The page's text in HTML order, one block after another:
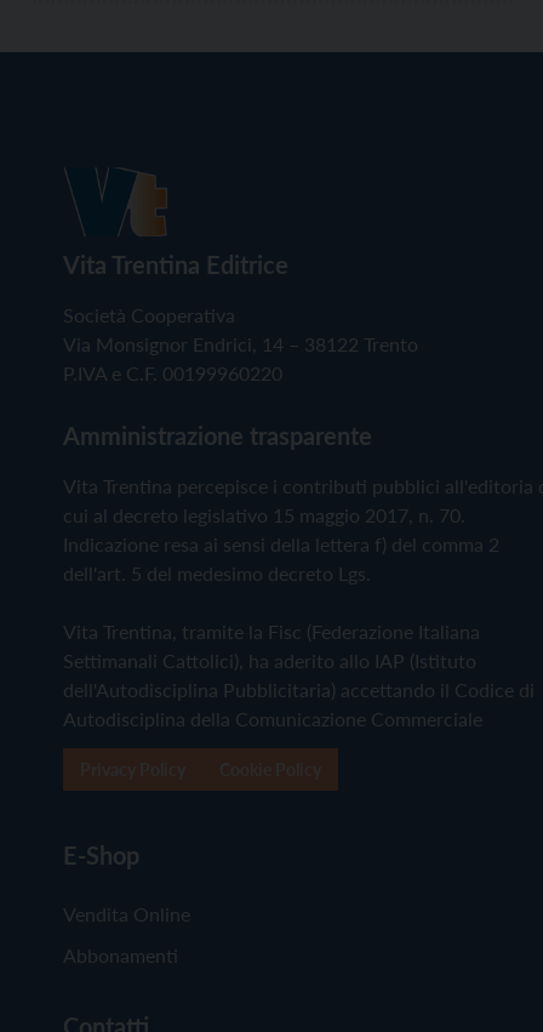
Vita Trentina Editrice
Società Cooperativa
Via Monsignor Endrici, 14 – 38122 Trento
P.IVA e C.F. 00199960220
Amministrazione trasparente
Vita Trentina percepisce i contributi pubblici all'editoria
cui al decreto legislativo 15 maggio 2017, n. 70.
Indicazione resa ai sensi della lettera f) del comma 2
dell'art. 5 del medesimo decreto Lgs.
Vita Trentina, tramite la Fisc (Federazione Italiana
Settimanali Cattolici), ha aderito allo IAP (Istituto
dell'Autodisciplina Pubblicitaria) accettando il Codice di
Autodisciplina della Comunicazione Commerciale
E-Shop
Vendita Online
Abbonamenti